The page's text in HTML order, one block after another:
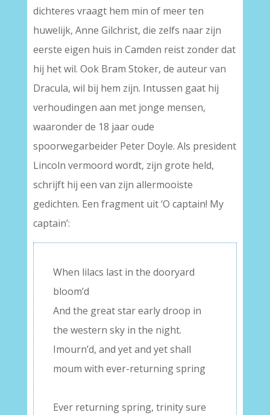
dichteres vraagt hem min of meer ten
huwelijk, Anne Gilchrist, die zelfs naar zijn
eerste eigen huis in Camden reist zonder dat
hij het wil. Ook Bram Stoker, de auteur van
Dracula, wil bij hem zijn. Intussen gaat hij
verhoudingen aan met jonge mensen,
waaronder de 18 jaar oude
spoorwegarbeider Peter Doyle. Als president
Lincoln vermoord wordt, zijn grote held,
schrijft hij een van zijn allermooiste
gedichten. Een fragment uit ‘O captain! My
captain’:
When lilacs last in the dooryard
bloom’d
And the great star early droop in
the western sky in the night.
Imourn’d, and yet and yet shall
moum with ever-returning spring
Ever returning spring, trinity sure